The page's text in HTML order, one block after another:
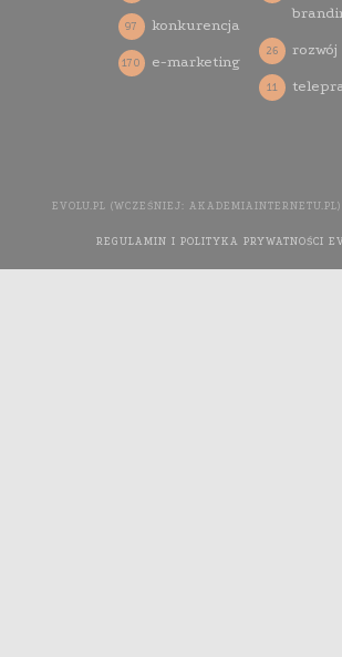
konkurencja
97
e-marketing
170
26
11
EVOLU.PL (WCZEŚNIEJ:
REGULAMIN I POLITYKA PRYWATNOŚCI